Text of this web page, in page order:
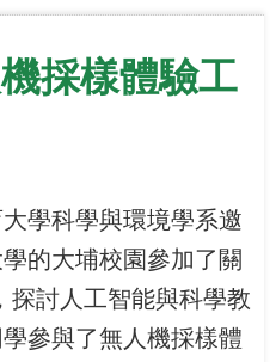
採樣體驗工
學科學與環境學系邀
的大埔校園參加了關
探討人工智能與科學教
參與了無人機採樣體